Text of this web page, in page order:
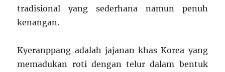
tradisional yang sederhana namun penuh
kenangan.
Kyeranppang adalah jajanan khas Korea yang
memadukan roti dengan telur dalam bentuk